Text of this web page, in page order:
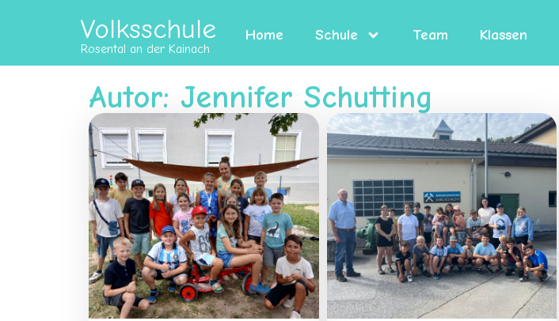
Volksschule
Rosental an der Kainach
Home Schule Team Klassen
Autor: Jennifer Schutting